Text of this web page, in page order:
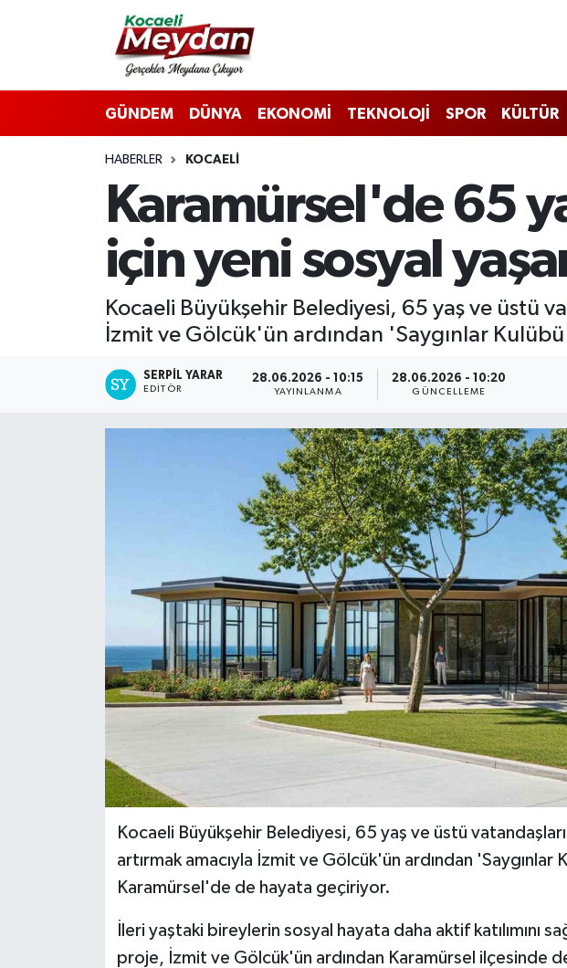
GÜNDEM DÜNYA EKONOMİ TEKNOLOJİ SPOR KÜLTÜR
HABERLER KOCAELI
Karamürsel'de 65
için yeni sosyal
Kocaeli Büyükşehir Belediyesi, 65 yaş ve üstü
İzmit ve Gölcük'ün ardından 'Saygınlar
SERPİL YARAR
EDITÖR
28.06.2026 - 10:15
YAYINLANMA
28.06.2026 - 10:20
GÜNCELLEME
Kocaeli Büyükşehir Belediyesi, 65 yaş ve üstü
artırmak amacıyla İzmit ve Gölcük'ün ardından 'Saygınlar
Karamürsel'de de hayata geçiriyor.
İleri yaştaki bireylerin sosyal hayata daha aktif katılımını
proje, İzmit ve Gölcük'ün ardından Karamürsel ilçesinde
Nöbetçi Eczaneler
Hava Durumu
Trafik Durumu
Süper Lig Puan Durumu ve Fikstür
Tüm Manşetler
Son Dakika Haberleri